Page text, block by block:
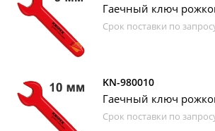
Гаечный ключ
Срок поставки по
KN-980010
Гаечный ключ
Срок поставки по